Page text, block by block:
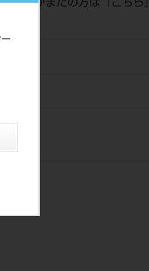
登録がまだの方は『
こちら